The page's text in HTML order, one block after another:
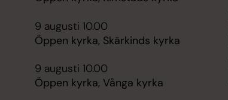
9 augusti 10.00
Öppen kyrka, Skärkinds kyrka
9 augusti 10.00
Öppen kyrka, Vånga kyrka